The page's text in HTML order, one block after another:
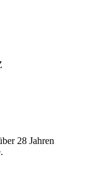
28 Jahren